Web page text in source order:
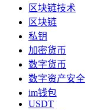
区块链技术
区块链
私钥
加密货币
数字货币
数字资产安全
im钱包
USDT